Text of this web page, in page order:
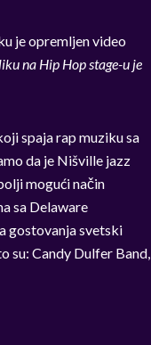
je opremljen video
na Hip Hop stage-u je
spaja rap muziku sa
da je Nišville jazz
mogući način
sa Delaware
gostovanja svetski
su: Candy Dulfer Band,